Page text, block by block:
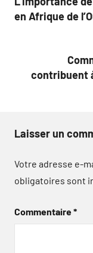
de
en Afrique de
contribuent
Laisser un
Votre adresse e-
obligatoires sont
Commentaire*